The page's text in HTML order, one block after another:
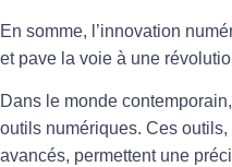
En somme, l’innovation
et pave la voie à une
Dans le monde
outils numériques. Ces
avancés, permettent une